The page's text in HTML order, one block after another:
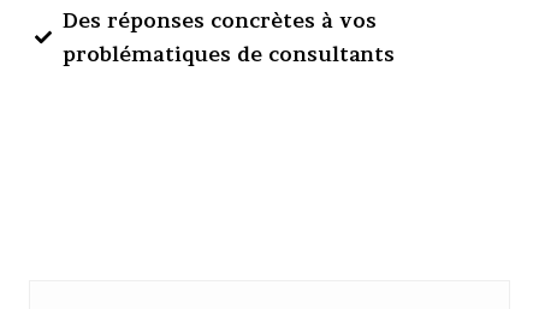
Des réponses concrètes à vos
problématiques de consultants